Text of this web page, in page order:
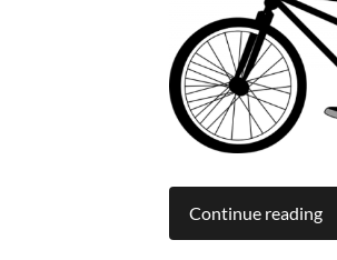
Continue reading